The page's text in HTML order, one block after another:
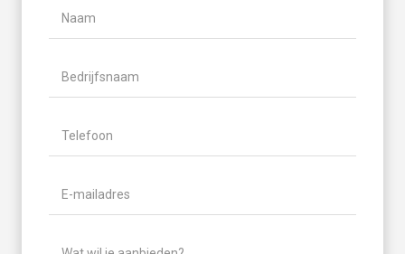
Naam
Bedrijfsnaam
Telefoon
mailadres(Vereist)
Wat